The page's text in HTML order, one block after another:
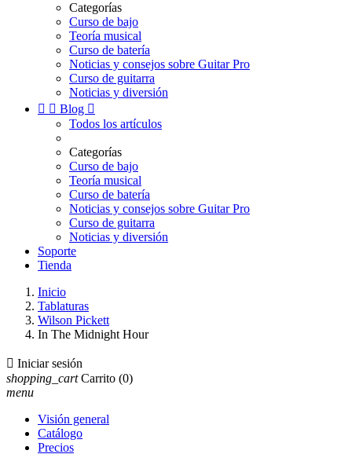
Categorías
Curso de bajo
Teoría musical
Curso de batería
Noticias y consejos sobre Guitar Pro
Curso de guitarra
Noticias y diversión
  Blog 
Todos los artículos
Categorías
Curso de bajo
Teoría musical
Curso de batería
Noticias y consejos sobre Guitar Pro
Curso de guitarra
Noticias y diversión
Soporte
Tienda
Inicio
Tablaturas
Wilson Pickett
In The Midnight Hour
 Iniciar sesión
shopping_cart Carrito (0)
menu
Visión general
Catálogo
Precios